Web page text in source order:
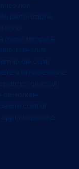
non
perforazione
sono
meno tempo e
In termini
dei costi
e la necessarie
gli scavi
costi di
perché